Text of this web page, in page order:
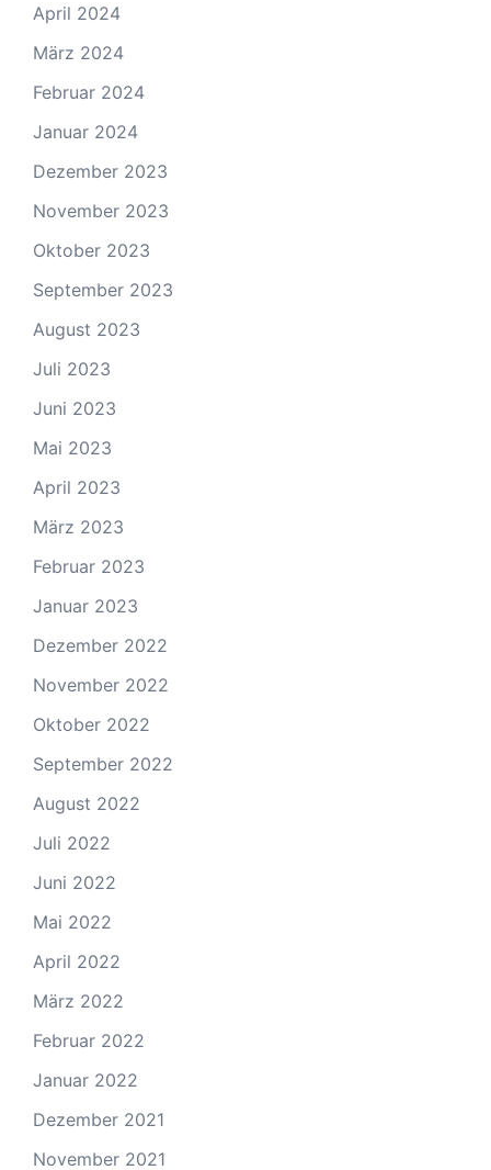
April 2024
März 2024
Februar 2024
Januar 2024
Dezember 2023
November 2023
Oktober 2023
September 2023
August 2023
Juli 2023
Juni 2023
Mai 2023
April 2023
März 2023
Februar 2023
Januar 2023
Dezember 2022
November 2022
Oktober 2022
September 2022
August 2022
Juli 2022
Juni 2022
Mai 2022
April 2022
März 2022
Februar 2022
Januar 2022
Dezember 2021
November 2021